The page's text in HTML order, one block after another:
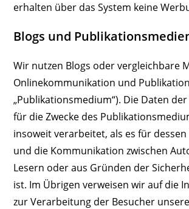
erhalten über das System keine
Blogs und
Wir nutzen Blogs oder vergleichbare
Onlinekommunikation und
„Publikationsmedium“). Die Daten
für die Zwecke des
insoweit verarbeitet, als es für
und die Kommunikation zwischen
Lesern oder aus Gründen der
ist. Im Übrigen verweisen wir auf die
zur Verarbeitung der Besucher